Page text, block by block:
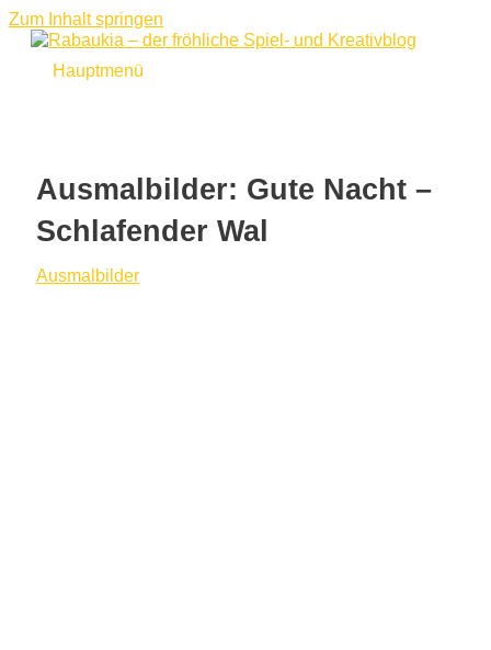
Zum Inhalt springen
Hauptmenü
Ausmalbilder: Gute Nacht –
Schlafender Wal
Ausmalbilder